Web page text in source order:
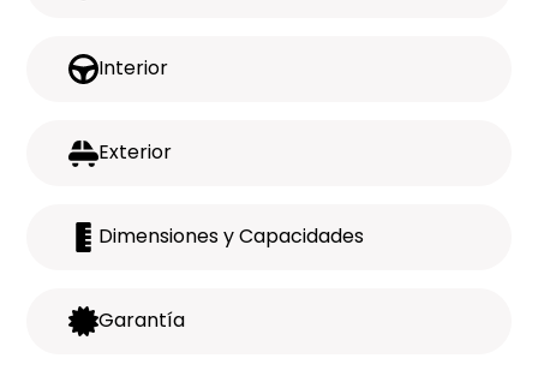
Interior
Exterior
Dimensiones y Capacidades
Garantía